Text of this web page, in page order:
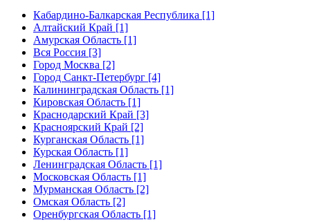
Кабардино-Балкарская Республика [1]
Алтайский Край [1]
Амурская Область [1]
Вся Россия [3]
Город Москва [2]
Город Санкт-Петербург [4]
Калининградская Область [1]
Кировская Область [1]
Краснодарский Край [3]
Красноярский Край [2]
Курганская Область [1]
Курская Область [1]
Ленинградская Область [1]
Московская Область [1]
Мурманская Область [2]
Омская Область [2]
Оренбургская Область [1]